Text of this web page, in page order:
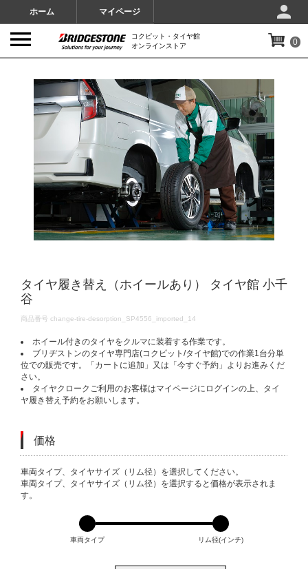
ホーム マイページ
コクピット・タイヤ館
オンラインストア
0
タイヤ履き替え（ホイールあり） タイヤ館 小千
谷
DETAILS
商品番号 change-tire-desorption_SP4556_imported_14
ホイール付きのタイヤをクルマに装着する作業です。
ブリヂストンのタイヤ専門店(コクピット/タイヤ館)での作業1台分単
位での販売です。「カートに追加」又は「今すぐ予約」よりお進みくだ
さい。
タイヤクロークご利用のお客様はマイページにログインの上、タイ
ヤ履き替え予約をお願いします。
価格
VARIATIONS
車両タイプ、タイヤサイズ（リム径）を選択してください。
車両タイプ、タイヤサイズ（リム径）を選択すると価格が表示されま
す。
車両タイプ リム径(インチ)